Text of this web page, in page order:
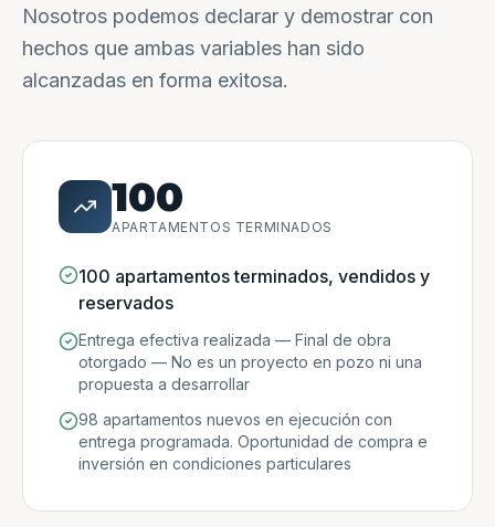
Nosotros podemos declarar y demostrar con
hechos que ambas variables han sido
alcanzadas en forma exitosa.
100
APARTAMENTOS TERMINADOS
100 apartamentos terminados, vendidos y
reservados
Entrega efectiva realizada — Final de obra
otorgado — No es un proyecto en pozo ni una
propuesta a desarrollar
98 apartamentos nuevos en ejecución con
entrega programada. Oportunidad de compra e
inversión en condiciones particulares